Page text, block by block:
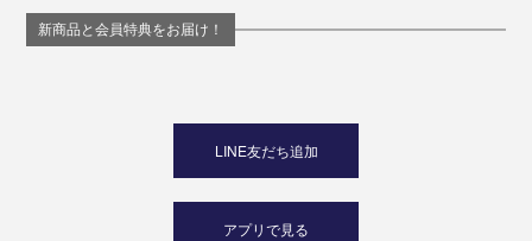
新商品と会員特典をお届け！
LINE友だち追加
アプリで見る